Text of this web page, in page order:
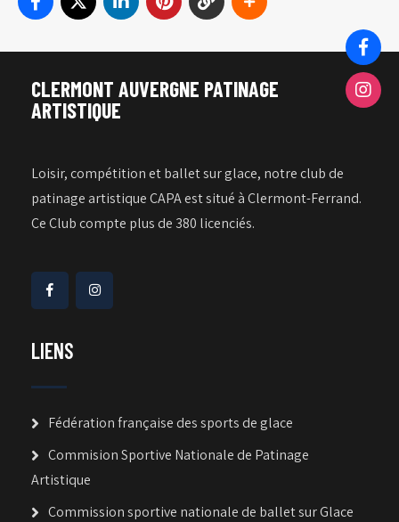
CLERMONT AUVERGNE PATINAGE
ARTISTIQUE
Loisir, compétition et ballet sur glace, notre club de
patinage artistique CAPA est situé à Clermont-Ferrand.
Ce Club compte plus de 380 licenciés.
LIENS
Fédération française des sports de glace
Commision Sportive Nationale de Patinage
Artistique
Commission sportive nationale de ballet sur Glace